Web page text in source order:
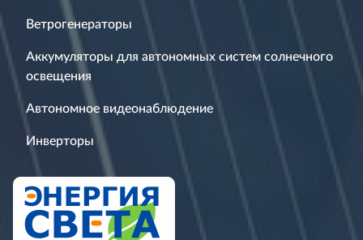
Ветрогенераторы
Аккумуляторы для автономных систем солнечного
освещения
Автономное видеонаблюдение
Инверторы